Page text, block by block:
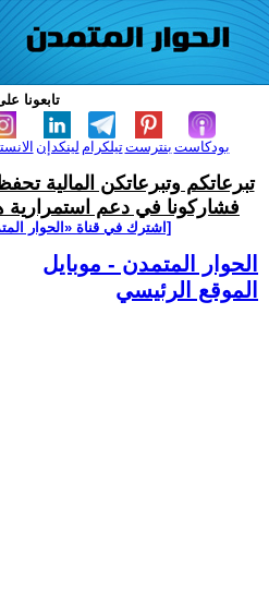
تابعونا
لينكدإن تيلكرامبنترست بودكاست
تبرعاتكم وتبرعاتكن المالية
فشاركونا في دعم استمرارية
[اشترك في قناة ‫«الحوار
الحوار المتمدن - موبايل
الموقع الرئيسي